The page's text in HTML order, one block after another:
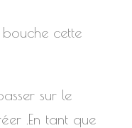
cette
sur le
.En tant que